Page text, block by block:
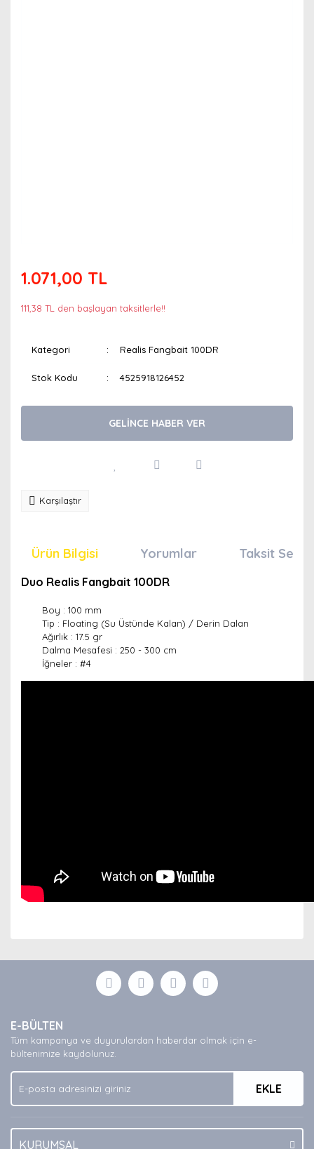
1.071,00 TL
111,38 TL den başlayan taksitlerle!!
Kategori Realis Fangbait 100DR
Stok Kodu 4525918126452
GELİNCE HABER VER
Karşılaştır
Ürün Bilgisi Yorumlar Taksit
Duo Realis Fangbait 100DR
Boy : 100 mm
Tip : Floating (Su Üstünde Kalan) / Derin Dalan
Ağırlık : 17.5 gr
Dalma Mesafesi : 250 - 300 cm
İğneler : #4
Yorum Yaz
formunu kullanarak tarafımıza iletebilirsiniz.
Görüş ve önerileriniz için teşekkür ederiz.
Ürün açıklamasında eksik bilgiler bulunuyor.
Ürün bilgilerinde hatalar bulunuyor.
Ürün fiyatı diğer sitelerden daha pahalı.
Bu ürüne benzer farklı alternatifler olmalı.
E-BÜLTEN
Tüm kampanya ve duyurulardan haberdar olmak için e-
bültenimize kaydolunuz.
EKLE
KURUMSAL